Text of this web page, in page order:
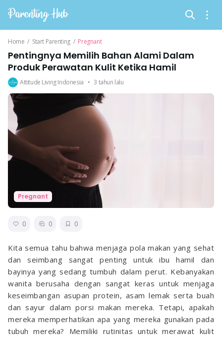
Home / Start Parenting / Pregnant
Pentingnya Memilih Bahan Alami Dalam
Produk Perawatan Kulit Ketika Hamil
Attitude Living Indonesia • 3 tahun lalu
Pregnant
0 0 0
Kita semua tahu bahwa menjaga pola makan yang sehat
dan seimbang sangat penting untuk ibu hamil dan
bayinya yang sedang tumbuh dalam perut. Kebanyakan
wanita berusaha dengan sangat keras untuk menjaga
keseimbangan asupan protein, asam lemak serta buah
dan sayur dalam porsi makan mereka. Tetapi, apakah
mereka memperhatikan apa yang mereka gunakan pada
tubuh mereka? Memiliki rutinitas untuk merawat kulit